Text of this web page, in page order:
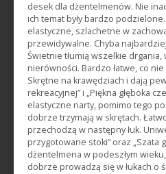
desek dla dżentelmenów. Nie
ich temat były bardzo
elastyczne, szlachetne w
przewidywalne. Chyba
Świetnie tłumią wszelkie
nierówności. Bardzo łatwe, co nie
Skrętne na krawędziach i dają
rekreacyjnej” i „Piękna głęboka
elastyczne narty, pomimo tego
dobrze trzymają w skrętach.
przechodzą w następny łuk.
przygotowane stoki” oraz „Szata
dżentelmena w podeszłym
dobrze prowadzą się w łukach o